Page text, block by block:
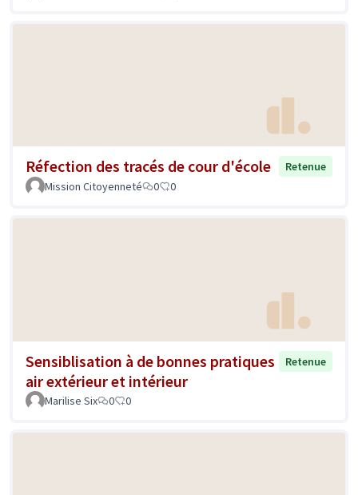
Réfection des tracés de cour d'école
Retenue
Mission Citoyenneté
0 0
Sensiblisation à de bonnes pratiques
air extérieur et intérieur
Retenue
Marilise Six 0 0